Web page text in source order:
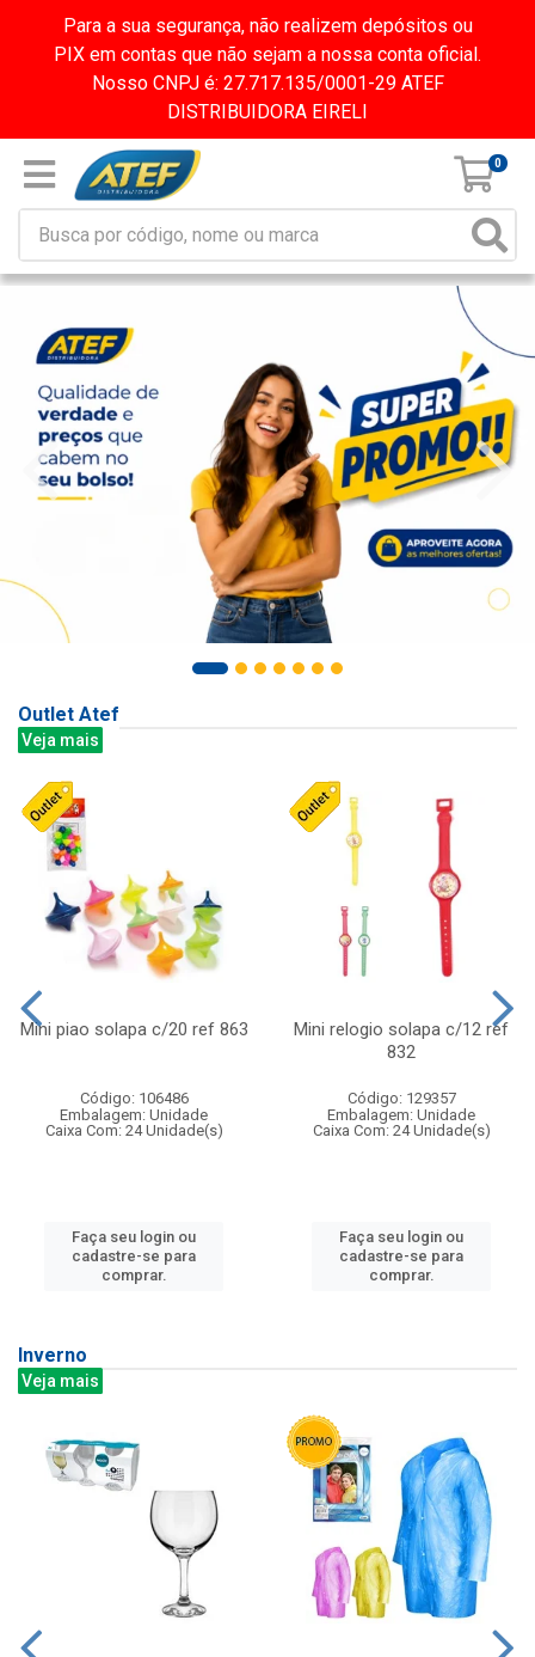
Para a sua segurança, não realizem depósitos ou
PIX em contas que não sejam a nossa conta oficial.
Nosso CNPJ é: 27.717.135/0001-29 ATEF
DISTRIBUIDORA EIRELI
0
Outlet Atef
Veja mais
Mini piao solapa c/20 ref 863
Código: 106486
Embalagem: Unidade
Caixa Com: 24 Unidade(s)
Faça seu login ou
cadastre-se para
comprar.
Mini relogio solapa c/12 ref
832
Código: 129357
Embalagem: Unidade
Caixa Com: 24 Unidade(s)
Faça seu login ou
cadastre-se para
comprar.
Inverno
Veja mais